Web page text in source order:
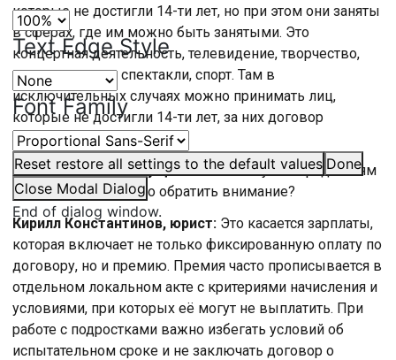
Text Edge Style
Font Family
Reset restore all settings to the default values Done
Close Modal Dialog
End of dialog window.
которые не достигли 14-ти лет, но при этом они заняты
в сферах, где им можно быть занятыми. Это
концертная деятельность, телевидение, творчество,
всевозможные спектакли, спорт. Там в
исключительных случаях можно принимать лиц,
которые не достигли 14-ти лет, за них договор
подписывают родители.
Василий Киров, ведущий:На какие пункты родителям
и школьникам нужно обратить внимание?
Кирилл Константинов, юрист: Это касается зарплаты,
которая включает не только фиксированную оплату по
договору, но и премию. Премия часто прописывается в
отдельном локальном акте с критериями начисления и
условиями, при которых её могут не выплатить. При
работе с подростками важно избегать условий об
испытательном сроке и не заключать договор о